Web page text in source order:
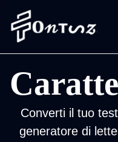
Converti il ​​tuo
generatore di